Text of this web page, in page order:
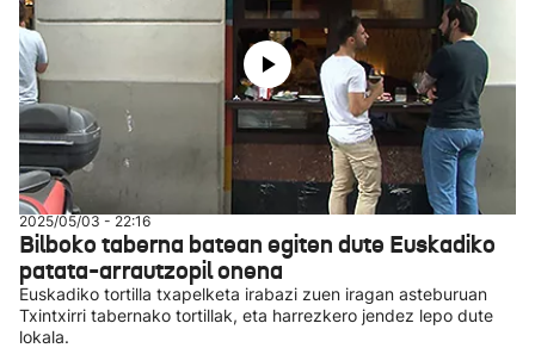
2025/05/03 - 22:16
Bilboko taberna batean egiten dute Euskadiko
patata-arrautzopil onena
Euskadiko tortilla txapelketa irabazi zuen iragan asteburuan
Txintxirri tabernako tortillak, eta harrezkero jendez lepo dute
lokala.